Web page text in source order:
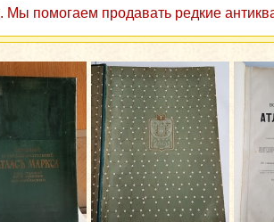
. Мы помогаем продавать редкие